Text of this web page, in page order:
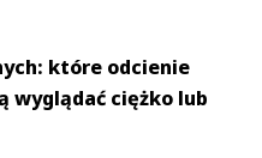
które odcienie
wyglądać ciężko lub